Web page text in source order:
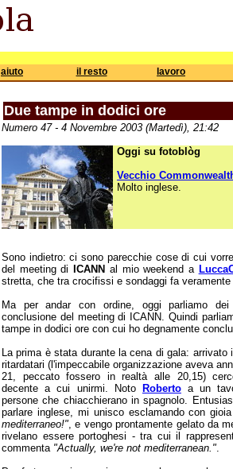
aiuto il resto lavoro
Due tampe in dodici ore
Numero 47 - 4 Novembre 2003 (Martedì), 21:42
Oggi su fotoblòg
Vecchio
Molto inglese.
Sono indietro: ci sono parecchie cose di cui
del meeting di
ICANN al mio weekend a
stretta, che tra crocifissi e sondaggi fa veramente
Ma per andar con ordine, oggi parliamo
conclusione del meeting di ICANN. Quindi
tampe in dodici ore con cui ho degnamente
La prima è stata durante la cena di gala: arrivato
ritardatari (l'impeccabile organizzazione aveva
21, peccato fossero in realtà alle 20,15)
decente a cui unirmi. Noto
Robertoa un
persone che chiacchierano in spagnolo.
parlare inglese, mi unisco esclamando con gioia
mediterraneo!", e vengo prontamente gelato da
rivelano essere portoghesi - tra cui il
commenta "Actually, we're not mediterranean.".